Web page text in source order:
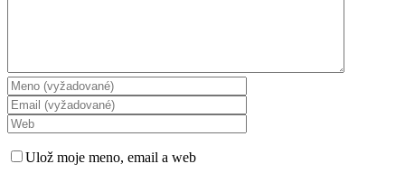
Ulož moje meno, email a web